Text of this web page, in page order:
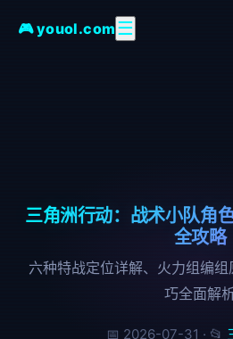
🎮 youol.com ☰
三角洲行动：战术小队角
全攻略
六种特战定位详解、火力组编
巧全面解
📅 2026-07-31 · 📂